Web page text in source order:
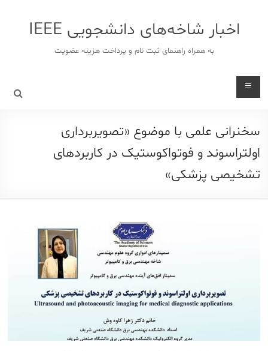
اخبار شاخه‌های دانشجویی IEEE
به همراه راهنمای ثبت نام و پرداخت هزینه عضویت
سخنرانی علمی با موضوع «تصویربرداری
اولتراسوند و فوتواکوستیک در کاربردهای
تشخیصی پزشکی»